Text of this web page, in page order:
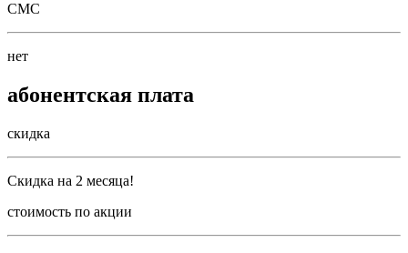
СМС
нет
абонентская плата
скидка
Скидка на 2 месяца!
стоимость по акции